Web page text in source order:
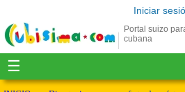
Iniciar
Portal suizo
cubana
☰